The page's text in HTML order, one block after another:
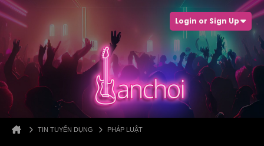
Login or Sign Up
TIN TUYỂN DỤNG PHÁP LUẬT